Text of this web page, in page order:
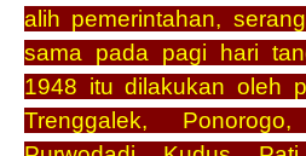
alih pemerintahan,
sama pada pagi hari
1948 itu dilakukan oleh
Trenggalek,